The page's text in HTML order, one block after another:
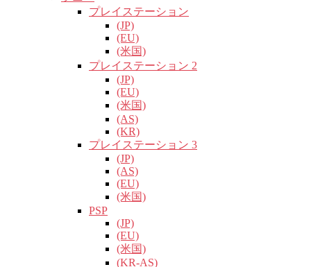
プレイステーション
(JP)
(EU)
(米国)
プレイステーション 2
(JP)
(EU)
(米国)
(AS)
(KR)
プレイステーション 3
(JP)
(AS)
(EU)
(米国)
PSP
(JP)
(EU)
(米国)
(KR-AS)